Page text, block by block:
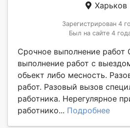
Харьков
Зарегистрирован 4
Был на сайте 4
Срочное выполнение работ
выполнение работ с
обьект либо месность.
работ. Разовый вызов
работника. Нерегулярное
работнико... Подробнее